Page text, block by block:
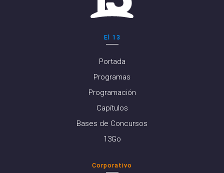
El 13
Portada
Programas
Programación
Capítulos
Bases de Concursos
13Go
Corporativo